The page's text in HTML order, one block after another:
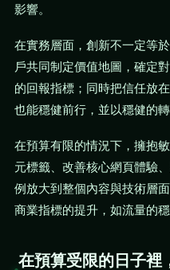
影響。
在實務層面，創新不一定等
戶共同制定價值地圖，確定
的回報指標；同時把信任放
也能穩健前行，並以穩健的
在預算有限的情況下，擁抱
元標籤、改善核心網頁體驗
例放大到整個內容與技術層
商業指標的提升，如流量的
在預算受限的日子裡